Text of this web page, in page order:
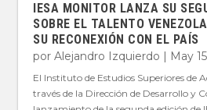
IESA MONITOR LANZA SU
SOBRE EL TALENTO
SU RECONEXIÓN CON EL PAÍS
porAlejandro Izquierdo | May
El Instituto de Estudios Superiores de
través de la Dirección de Desarrollo y